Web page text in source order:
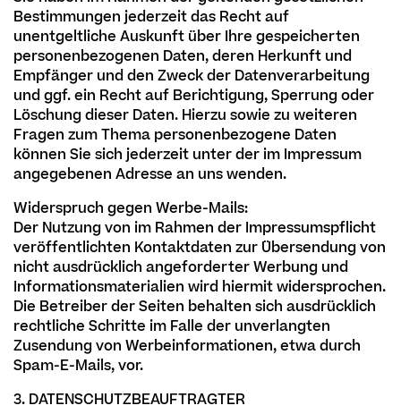
Bestimmungen jederzeit das Recht auf
unentgeltliche Auskunft über Ihre gespeicherten
personenbezogenen Daten, deren Herkunft und
Empfänger und den Zweck der Datenverarbeitung
und ggf. ein Recht auf Berichtigung, Sperrung oder
Löschung dieser Daten. Hierzu sowie zu weiteren
Fragen zum Thema personenbezogene Daten
können Sie sich jederzeit unter der im Impressum
angegebenen Adresse an uns wenden.
Widerspruch gegen Werbe-Mails:
Der Nutzung von im Rahmen der Impressumspflicht
veröffentlichten Kontaktdaten zur Übersendung von
nicht ausdrücklich angeforderter Werbung und
Informationsmaterialien wird hiermit widersprochen.
Die Betreiber der Seiten behalten sich ausdrücklich
rechtliche Schritte im Falle der unverlangten
Zusendung von Werbeinformationen, etwa durch
Spam-E-Mails, vor.
3. DATENSCHUTZBEAUFTRAGTER